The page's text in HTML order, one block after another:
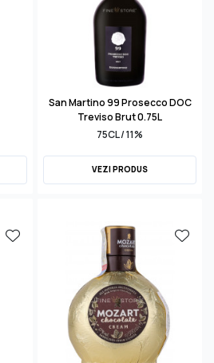
San Martino 99 Prosecco DOC
Treviso Brut 0.75L
75CL / 11%
VEZI PRODUS